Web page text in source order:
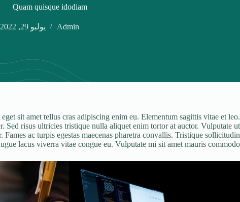
Quam quisque idodiam
Admin يوليو 29, 2022
sit amet tellus cras adipiscing enim eu. Elementum sagittis vitae et leo.
Sed risus ultricies tristique nulla aliquet enim tortor at auctor. Vulputate ut
ac turpis egestas maecenas pharetra convallis. Tristique sollicitudin
lacus viverra vitae congue eu. Vulputate mi sit amet mauris commodo.